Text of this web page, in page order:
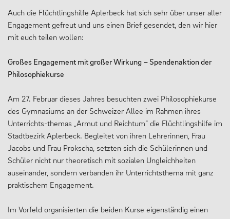
Auch die Flüchtlingshilfe Aplerbeck hat sich sehr über unser aller
Engagement gefreut und uns einen Brief gesendet, den wir hier
mit euch teilen wollen:
Großes Engagement mit großer Wirkung – Spendenaktion der
Philosophiekurse
Am 27. Februar dieses Jahres besuchten zwei Philosophiekurse
des Gymnasiums an der Schweizer Allee im Rahmen ihres
Unterrichts-themas „Armut und Reichtum“ die Flüchtlingshilfe im
Stadtbezirk Aplerbeck. Begleitet von ihren Lehrerinnen, Frau
Jacobs und Frau Prokscha, setzten sich die Schülerinnen und
Schüler nicht nur theoretisch mit sozialen Ungleichheiten
auseinander, sondern verbanden ihr Unterrichtsthema mit ganz
praktischem Engagement.
Im Vorfeld organisierten die beiden Kurse eigenständig einen